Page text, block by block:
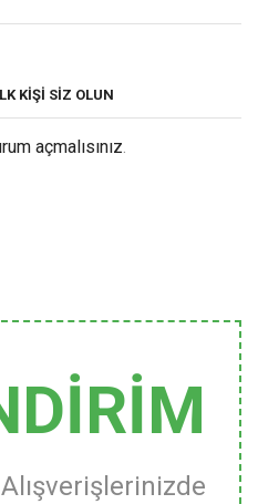
KIŞI SIZ OLUN
açmalısınız